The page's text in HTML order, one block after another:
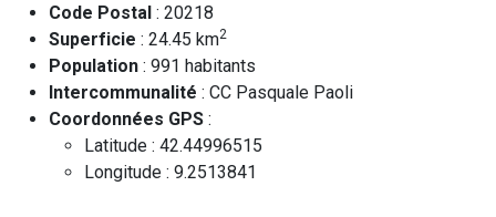
Code Postal : 20218
Superficie : 24.45 km2
Population : 991 habitants
Intercommunalité : CC Pasquale Paoli
Coordonnées GPS :
Latitude : 42.44996515
Longitude : 9.2513841